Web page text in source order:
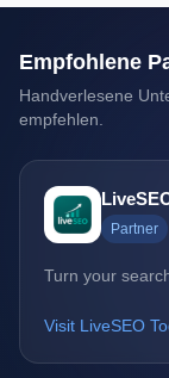
Empfohlene
Handverlesene
empfehlen.
Partner
Turn your
Visit LiveSEO